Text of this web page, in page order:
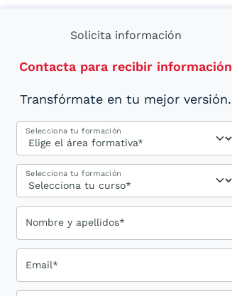
Solicita información
Contacta para recibir información
Transfórmate en tu mejor versión.
Selecciona tu formación
Selecciona tu formación
Nombre y apellidos*
Email*